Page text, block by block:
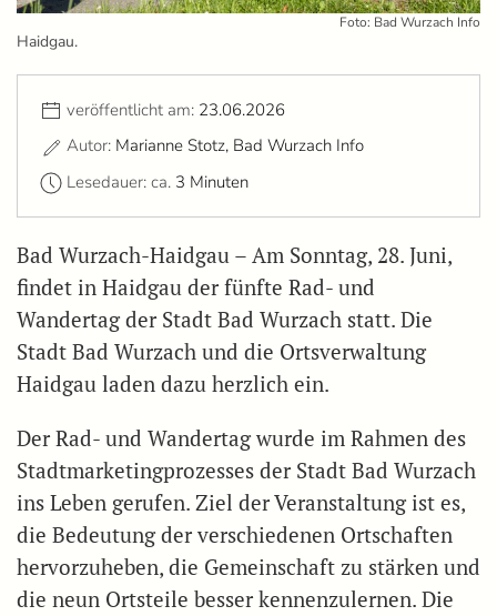
Foto: Bad Wurzach Info
Haidgau.
veröffentlicht am: 23.06.2026
Autor: Marianne Stotz, Bad Wurzach Info
Lesedauer: ca. 3 Minuten
Bad Wurzach-Haidgau – Am Sonntag, 28. Juni,
findet in Haidgau der fünfte Rad- und
Wandertag der Stadt Bad Wurzach statt. Die
Stadt Bad Wurzach und die Ortsverwaltung
Haidgau laden dazu herzlich ein.
Der Rad- und Wandertag wurde im Rahmen des
Stadtmarketingprozesses der Stadt Bad Wurzach
ins Leben gerufen. Ziel der Veranstaltung ist es,
die Bedeutung der verschiedenen Ortschaften
hervorzuheben, die Gemeinschaft zu stärken und
die neun Ortsteile besser kennenzulernen. Die